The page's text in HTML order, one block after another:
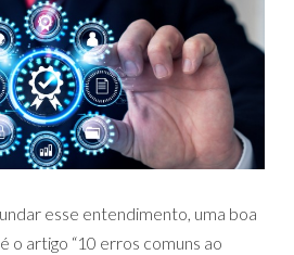
esse entendimento, uma boa
o artigo “10 erros comuns ao